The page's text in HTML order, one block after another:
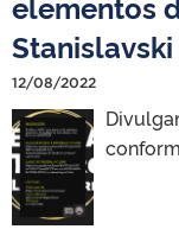
Stanislavski
12/08/2022